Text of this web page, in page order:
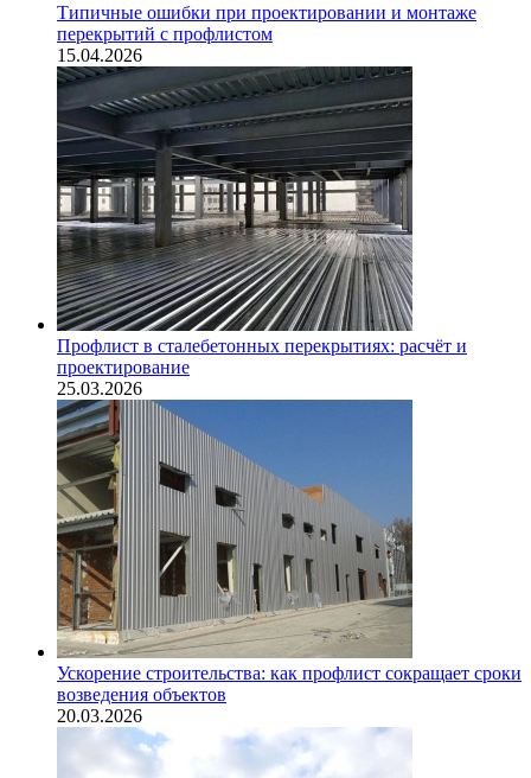
Типичные ошибки при проектировании и монтаже
перекрытий с профлистом
15.04.2026
Профлист в сталебетонных перекрытиях: расчёт и
проектирование
25.03.2026
Ускорение строительства: как профлист сокращает сроки
возведения объектов
20.03.2026